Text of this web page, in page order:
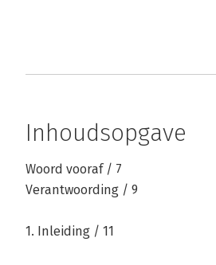
Inhoudsopgave
Woord vooraf / 7
Verantwoording / 9
1. Inleiding / 11